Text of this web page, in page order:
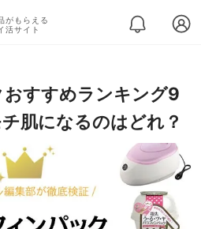
がもらえる
活サイト
すすめランキング9
肌になるのはどれ？